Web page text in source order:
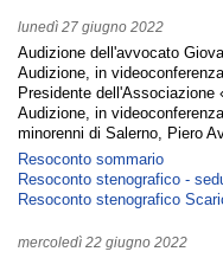
lunedì 27 giugno 2022
Audizione dell'avvocato
Audizione, in
Presidente dell'Associazione
Audizione, in
minorenni di Salerno, Piero
Resoconto sommario
Resoconto stenografico -
Resoconto stenografico
mercoledì 22 giugno 2022